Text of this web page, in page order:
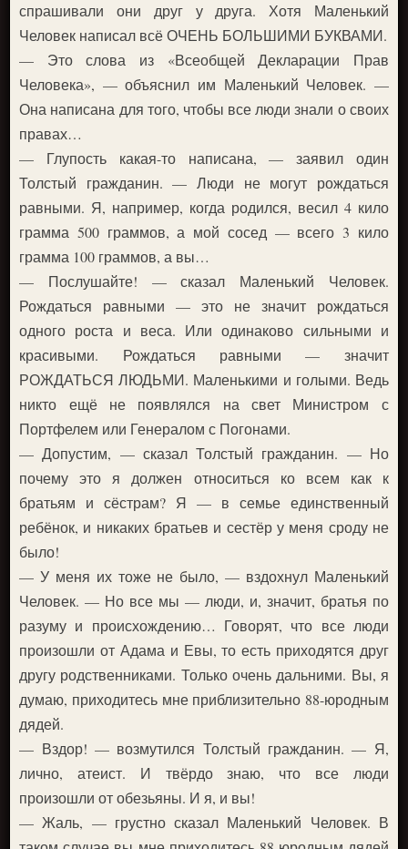
спрашивали они друг у друга. Хотя Маленький
Человек написал всё ОЧЕНЬ БОЛЬШИМИ БУКВАМИ.
— Это слова из «Всеобщей Декларации Прав
Человека», — объяснил им Маленький Человек. —
Она написана для того, чтобы все люди знали о своих
правах…
— Глупость какая-то написана, — заявил один
Толстый гражданин. — Люди не могут рождаться
равными. Я, например, когда родился, весил 4 кило
грамма 500 граммов, а мой сосед — всего 3 кило
грамма 100 граммов, а вы…
— Послушайте! — сказал Маленький Человек.
Рождаться равными — это не значит рождаться
одного роста и веса. Или одинаково сильными и
красивыми. Рождаться равными — значит
РОЖДАТЬСЯ ЛЮДЬМИ. Маленькими и голыми. Ведь
никто ещё не появлялся на свет Министром с
Портфелем или Генералом с Погонами.
— Допустим, — сказал Толстый гражданин. — Но
почему это я должен относиться ко всем как к
братьям и сёстрам? Я — в семье единственный
ребёнок, и никаких братьев и сестёр у меня сроду не
было!
— У меня их тоже не было, — вздохнул Маленький
Человек. — Но все мы — люди, и, значит, братья по
разуму и происхождению… Говорят, что все люди
произошли от Адама и Евы, то есть приходятся друг
другу родственниками. Только очень дальними. Вы, я
думаю, приходитесь мне приблизительно 88-юродным
дядей.
— Вздор! — возмутился Толстый гражданин. — Я,
лично, атеист. И твёрдо знаю, что все люди
произошли от обезьяны. И я, и вы!
— Жаль, — грустно сказал Маленький Человек. В